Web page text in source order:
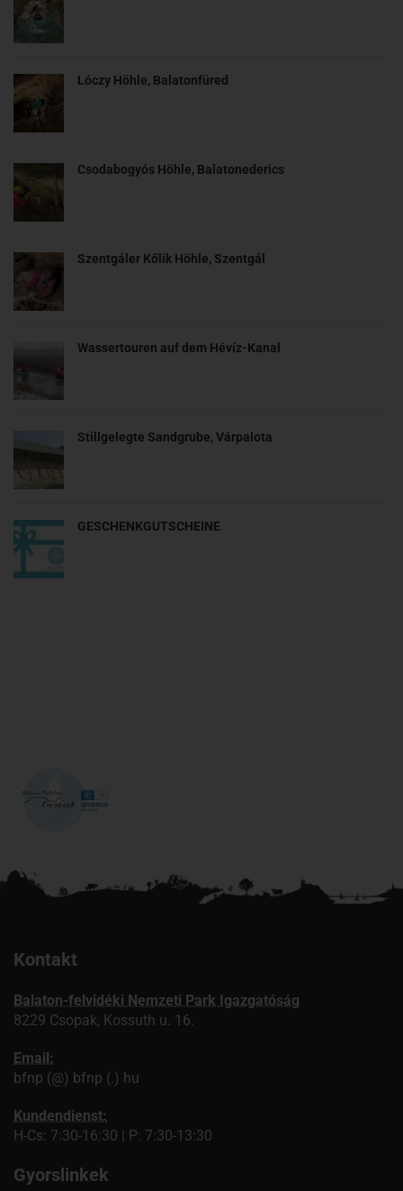
Lóczy Höhle, Balatonfüred
Csodabogyós Höhle, Balatonederics
Szentgáler Kőlik Höhle, Szentgál
Wassertouren auf dem Hévíz-Kanal
Stillgelegte Sandgrube, Várpalota
GESCHENKGUTSCHEINE
Kontakt
Balaton-felvidéki Nemzeti Park Igazgatóság
8229 Csopak, Kossuth u. 16.
Email:
bfnp (@) bfnp (.) hu
Kundendienst:
H-Cs: 7:30-16:30 | P: 7:30-13:30
Gyorslinkek